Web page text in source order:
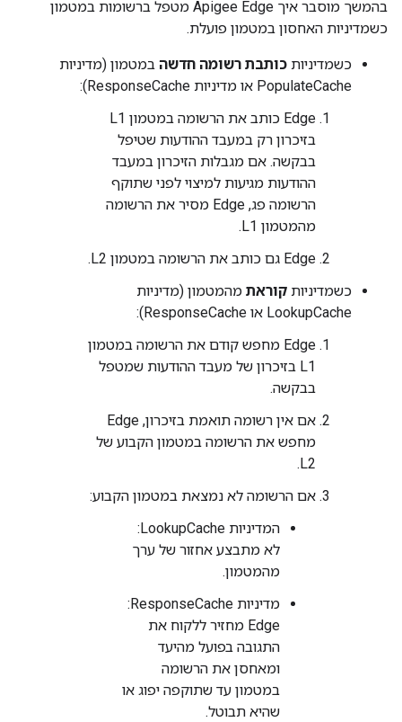
בהמשך מוסבר איך Apigee Edge מטפל ברשומות במטמון
כשמדיניות האחסון במטמון פועלת.
כשמדיניות כותבת רשומה חדשה במטמון (מדיניות
PopulateCache או מדיניות ResponseCache):
Edge כותב את הרשומה במטמון L1
בזיכרון רק במעבד ההודעות שטיפל
בבקשה. אם מגבלות הזיכרון במעבד
ההודעות מגיעות למיצוי לפני שתוקף
הרשומה פג, Edge מסיר את הרשומה
מהמטמון L1.
Edge גם כותב את הרשומה במטמון L2.
כשמדיניות קוראת מהמטמון (מדיניות
LookupCache או ResponseCache):
Edge מחפש קודם את הרשומה במטמון
L1 בזיכרון של מעבד ההודעות שמטפל
בבקשה.
אם אין רשומה תואמת בזיכרון, Edge
מחפש את הרשומה במטמון הקבוע של
L2.
אם הרשומה לא נמצאת במטמון הקבוע:
המדיניות LookupCache:
לא מתבצע אחזור של ערך
מהמטמון.
מדיניות ResponseCache: ‏
Edge מחזיר ללקוח את
התגובה בפועל מהיעד
ומאחסן את הרשומה
במטמון עד שתוקפה יפוג או
שהיא תבוטל.